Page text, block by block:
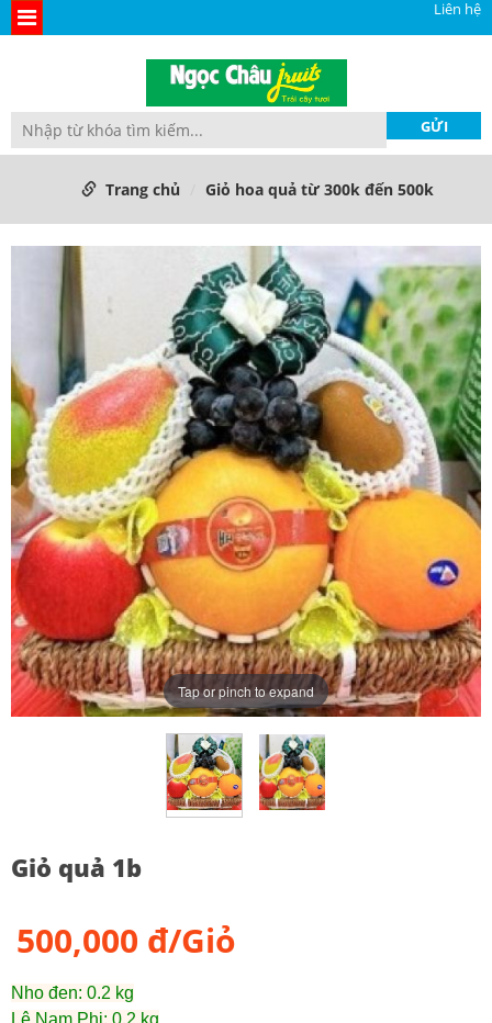
Liên hệ
Trang chủ Giỏ hoa quả từ 300k đến 500k
Tap or pinch to expand
Giỏ quả 1b
500,000 đ/Giỏ
Nho đen: 0.2 kg